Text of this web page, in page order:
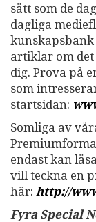
sätt som de
dagliga
artiklar om
dig. Prova på
som
startsidan:
Somliga av
endast kan
vill teckna en
här: http://
Fyra Special